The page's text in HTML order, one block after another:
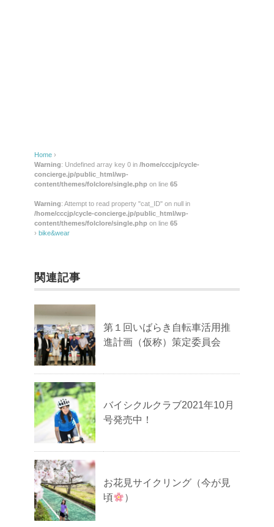
Home ›
Warning: Undefined array key 0 in /home/cccjp/cycle-
concierge.jp/public_html/wp-
content/themes/folclore/single.php on line 65
Warning: Attempt to read property "cat_ID" on null in
/home/cccjp/cycle-concierge.jp/public_html/wp-
content/themes/folclore/single.php on line 65
› bike&wear
関連記事
第１回いばらき自転車活用推
進計画（仮称）策定委員会
バイシクルクラブ2021年10月
号発売中！
お花見サイクリング（今が見
頃
）